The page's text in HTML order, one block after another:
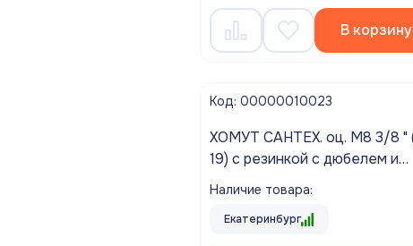
В корзину
Код: 00000010023
ХОМУТ САНТЕХ. оц. М8 3/8 " (15-
19) с резинкой с дюбелем и
шурупом (10/200)
Наличие товара:
Екатеринбург